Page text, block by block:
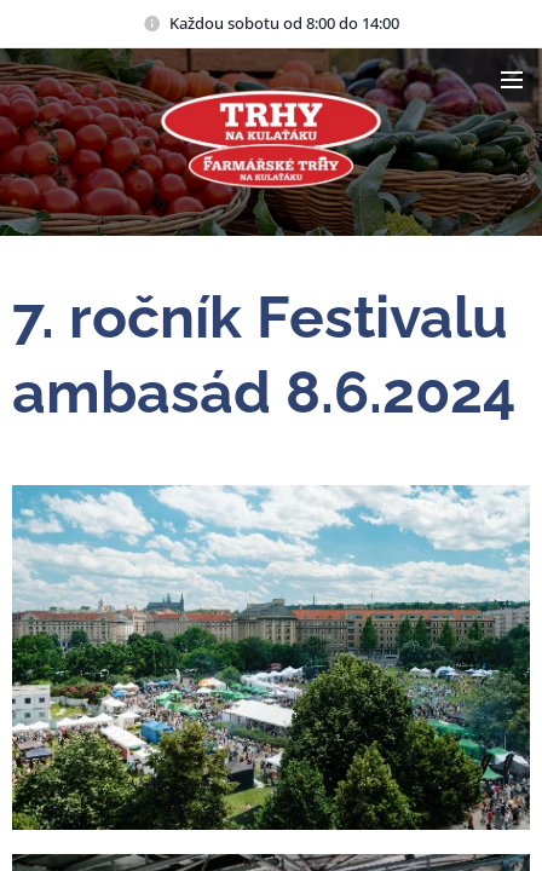
Každou sobotu od 8:00 do 14:00
7. ročník Festivalu
ambasád 8.6.2024